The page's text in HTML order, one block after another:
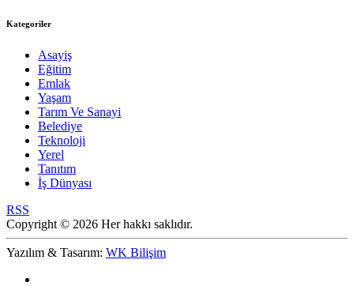
Kategoriler
Asayiş
Eğitim
Emlak
Yaşam
Tarım Ve Sanayi
Belediye
Teknoloji
Yerel
Tanıtım
İş Dünyası
RSS
Copyright © 2026 Her hakkı saklıdır.
Yazılım & Tasarım: WK Bilişim